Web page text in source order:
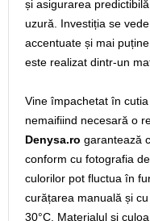
și asigurarea
uzură. Investiția se
accentuate și mai
este realizat dintr-un
Vine împachetat în
nemaifiind necesară o
Denysa.ro garantează
conform cu fotografia
culorilor pot fluctua în
curățarea manuală și
30°C. Materialul și